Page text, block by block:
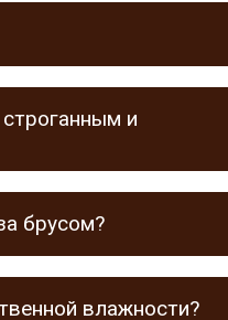
и
брусом?
влажности?